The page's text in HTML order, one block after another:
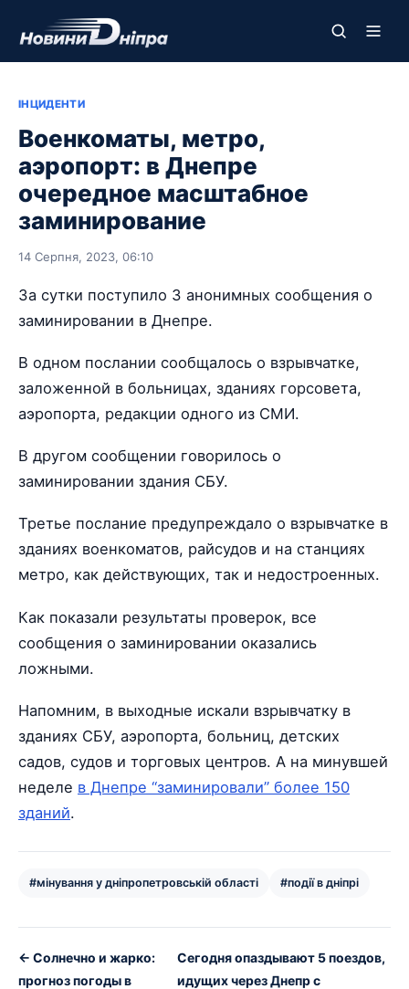
ІНЦИДЕНТИ
Военкоматы, метро,
аэропорт: в Днепре
очередное масштабное
заминирование
14 Серпня, 2023, 06:10
За сутки поступило 3 анонимных сообщения о
заминировании в Днепре.
В одном послании сообщалось о взрывчатке,
заложенной в больницах, зданиях горсовета,
аэропорта, редакции одного из СМИ.
В другом сообщении говорилось о
заминировании здания СБУ.
Третье послание предупреждало о взрывчатке в
зданиях военкоматов, райсудов и на станциях
метро, как действующих, так и недостроенных.
Как показали результаты проверок, все
сообщения о заминировании оказались
ложными.
Напомним, в выходные искали взрывчатку в
зданиях СБУ, аэропорта, больниц, детских
садов, судов и торговых центров. А на минувшей
неделе в Днепре “заминировали” более 150
зданий.
#мінування у дніпропетровській області #події в дніпрі
← Солнечно и жарко:
прогноз погоды в
Сегодня опаздывают 5 поездов,
идущих через Днепр с